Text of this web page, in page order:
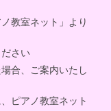
教室ネット」より
さい
合、ご案内いたし
ピアノ教室ネット